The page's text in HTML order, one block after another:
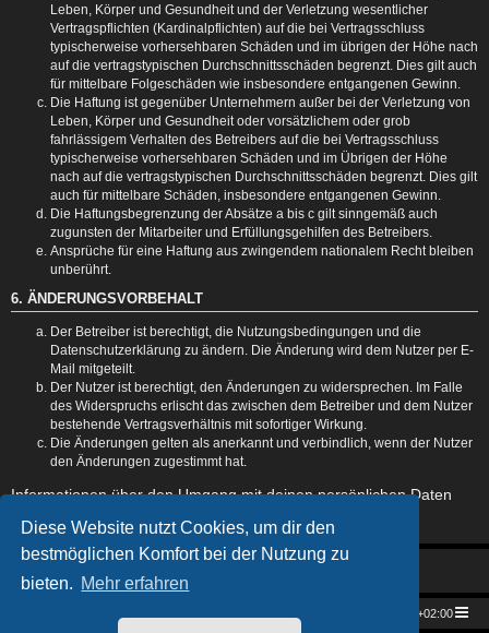
Diese Website nutzt Cookies, um dir den
bestmöglichen Komfort bei der Nutzung zu
bieten. Mehr erfahren
Leben, Körper und Gesundheit und der Verletzung wesentlicher
Vertragspflichten (Kardinalpflichten) auf die bei Vertragsschluss
typischerweise vorhersehbaren Schäden und im übrigen der Höhe nach
auf die vertragstypischen Durchschnittsschäden begrenzt. Dies gilt auch
für mittelbare Folgeschäden wie insbesondere entgangenen Gewinn.
Die Haftung ist gegenüber Unternehmern außer bei der Verletzung von
Leben, Körper und Gesundheit oder vorsätzlichem oder grob
fahrlässigem Verhalten des Betreibers auf die bei Vertragsschluss
typischerweise vorhersehbaren Schäden und im Übrigen der Höhe
nach auf die vertragstypischen Durchschnittsschäden begrenzt. Dies gilt
auch für mittelbare Schäden, insbesondere entgangenen Gewinn.
Die Haftungsbegrenzung der Absätze a bis c gilt sinngemäß auch
zugunsten der Mitarbeiter und Erfüllungsgehilfen des Betreibers.
Ansprüche für eine Haftung aus zwingendem nationalem Recht bleiben
unberührt.
6. ÄNDERUNGSVORBEHALT
Der Betreiber ist berechtigt, die Nutzungsbedingungen und die
Datenschutzerklärung zu ändern. Die Änderung wird dem Nutzer per E-
Mail mitgeteilt.
Der Nutzer ist berechtigt, den Änderungen zu widersprechen. Im Falle
des Widerspruchs erlischt das zwischen dem Betreiber und dem Nutzer
bestehende Vertragsverhältnis mit sofortiger Wirkung.
Die Änderungen gelten als anerkannt und verbindlich, wenn der Nutzer
den Änderungen zugestimmt hat.
Informationen über den Umgang mit deinen persönlichen Daten
UTC+02:00